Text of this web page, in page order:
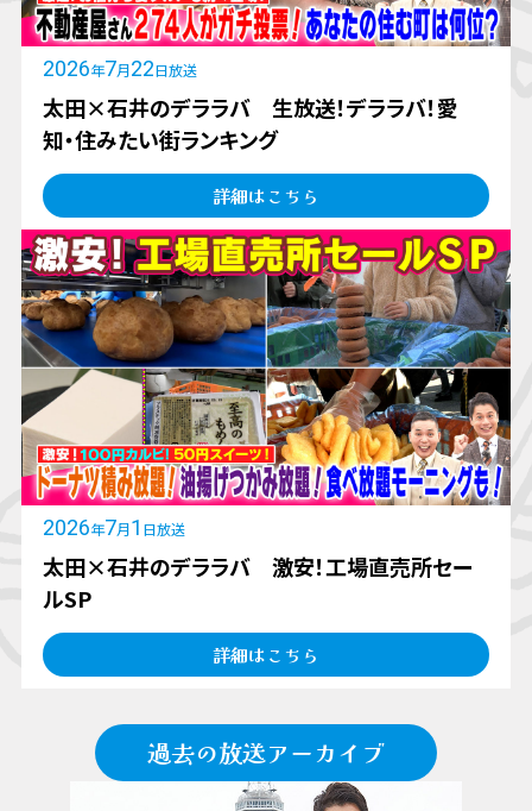
2026年7月 22 日放送
太田×石井のデララバ 生放送！デララバ！愛
知・住みたい街ランキング
詳細はこちら
2026年7月 1 日放送
太田×石井のデララバ 激安！工場直売所セー
ルSP
詳細はこちら
過去の放送アーカイブ